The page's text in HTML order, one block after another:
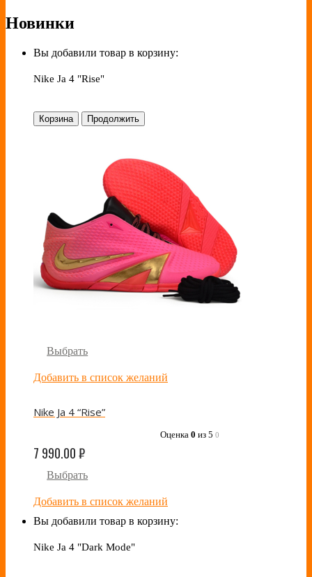
Новинки
Вы добавили товар в корзину:
Nike Ja 4 "Rise"
Корзина Продолжить
Выбрать
Добавить в список желаний
Nike Ja 4 “Rise”
Оценка 0 из 5 0
7 990.00₽
Выбрать
Добавить в список желаний
Вы добавили товар в корзину:
Nike Ja 4 "Dark Mode"